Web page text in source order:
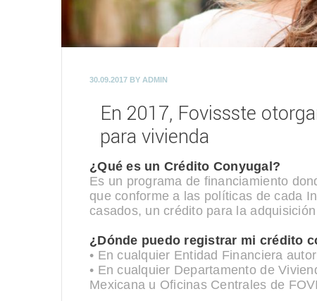
30.09.2017 BY ADMIN
En 2017, Fovissste
para vivienda
¿Qué es un Crédito Conyugal?
Es un programa de financiamiento
que conforme a las políticas de cada
casados, un crédito para la
¿Dónde puedo registrar mi crédito
• En cualquier Entidad Financiera
• En cualquier Departamento de
Mexicana u Oficinas Centrales de